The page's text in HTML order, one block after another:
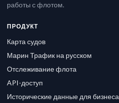
работы с флотом.
ПРОДУКТ
Карта судов
Марин Трафик на русском
Отслеживание флота
API-доступ
Исторические данные для бизнеса